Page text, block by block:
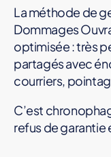
La méthode de
Dommages
optimisée : très
partagés avec
courriers,
C’est
refus de garantie